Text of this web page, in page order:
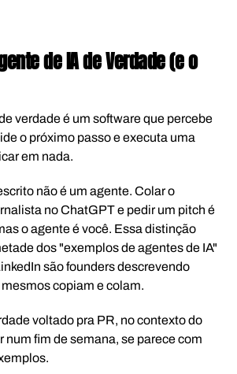
de IA de Verdade (e o
verdade é um software que percebe
o próximo passo e executa uma
em nada.
não é um agente. Colar o
no ChatGPT e pedir um pitch é
o agente é você. Essa distinção
dos "exemplos de agentes de IA"
são founders descrevendo
copiam e colam.
voltado pra PR, no contexto do
num fim de semana, se parece com